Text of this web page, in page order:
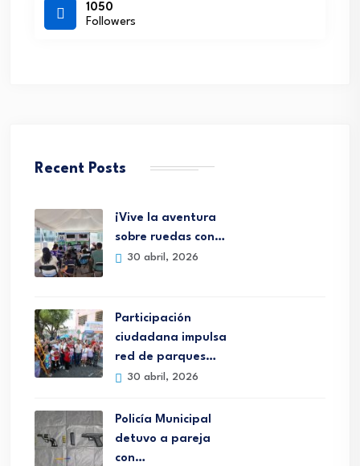
1050
Followers
Recent Posts
¡Vive la aventura
sobre ruedas con…
30 abril, 2026
Participación
ciudadana impulsa
red de parques…
30 abril, 2026
Policía Municipal
detuvo a pareja
con…